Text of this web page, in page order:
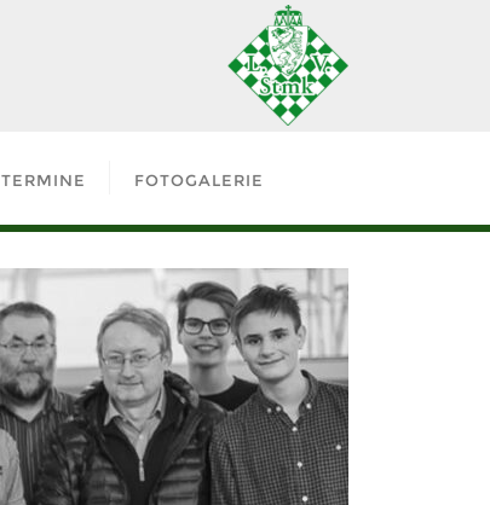
TERMINE FOTOGALERIE